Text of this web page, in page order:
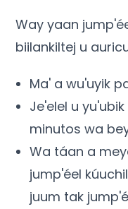
Way yaan
biilankiltej u
Ma' a wu'uyik
Je'elel u
minutos wa
Wa táan a
jump'éel
juum tak